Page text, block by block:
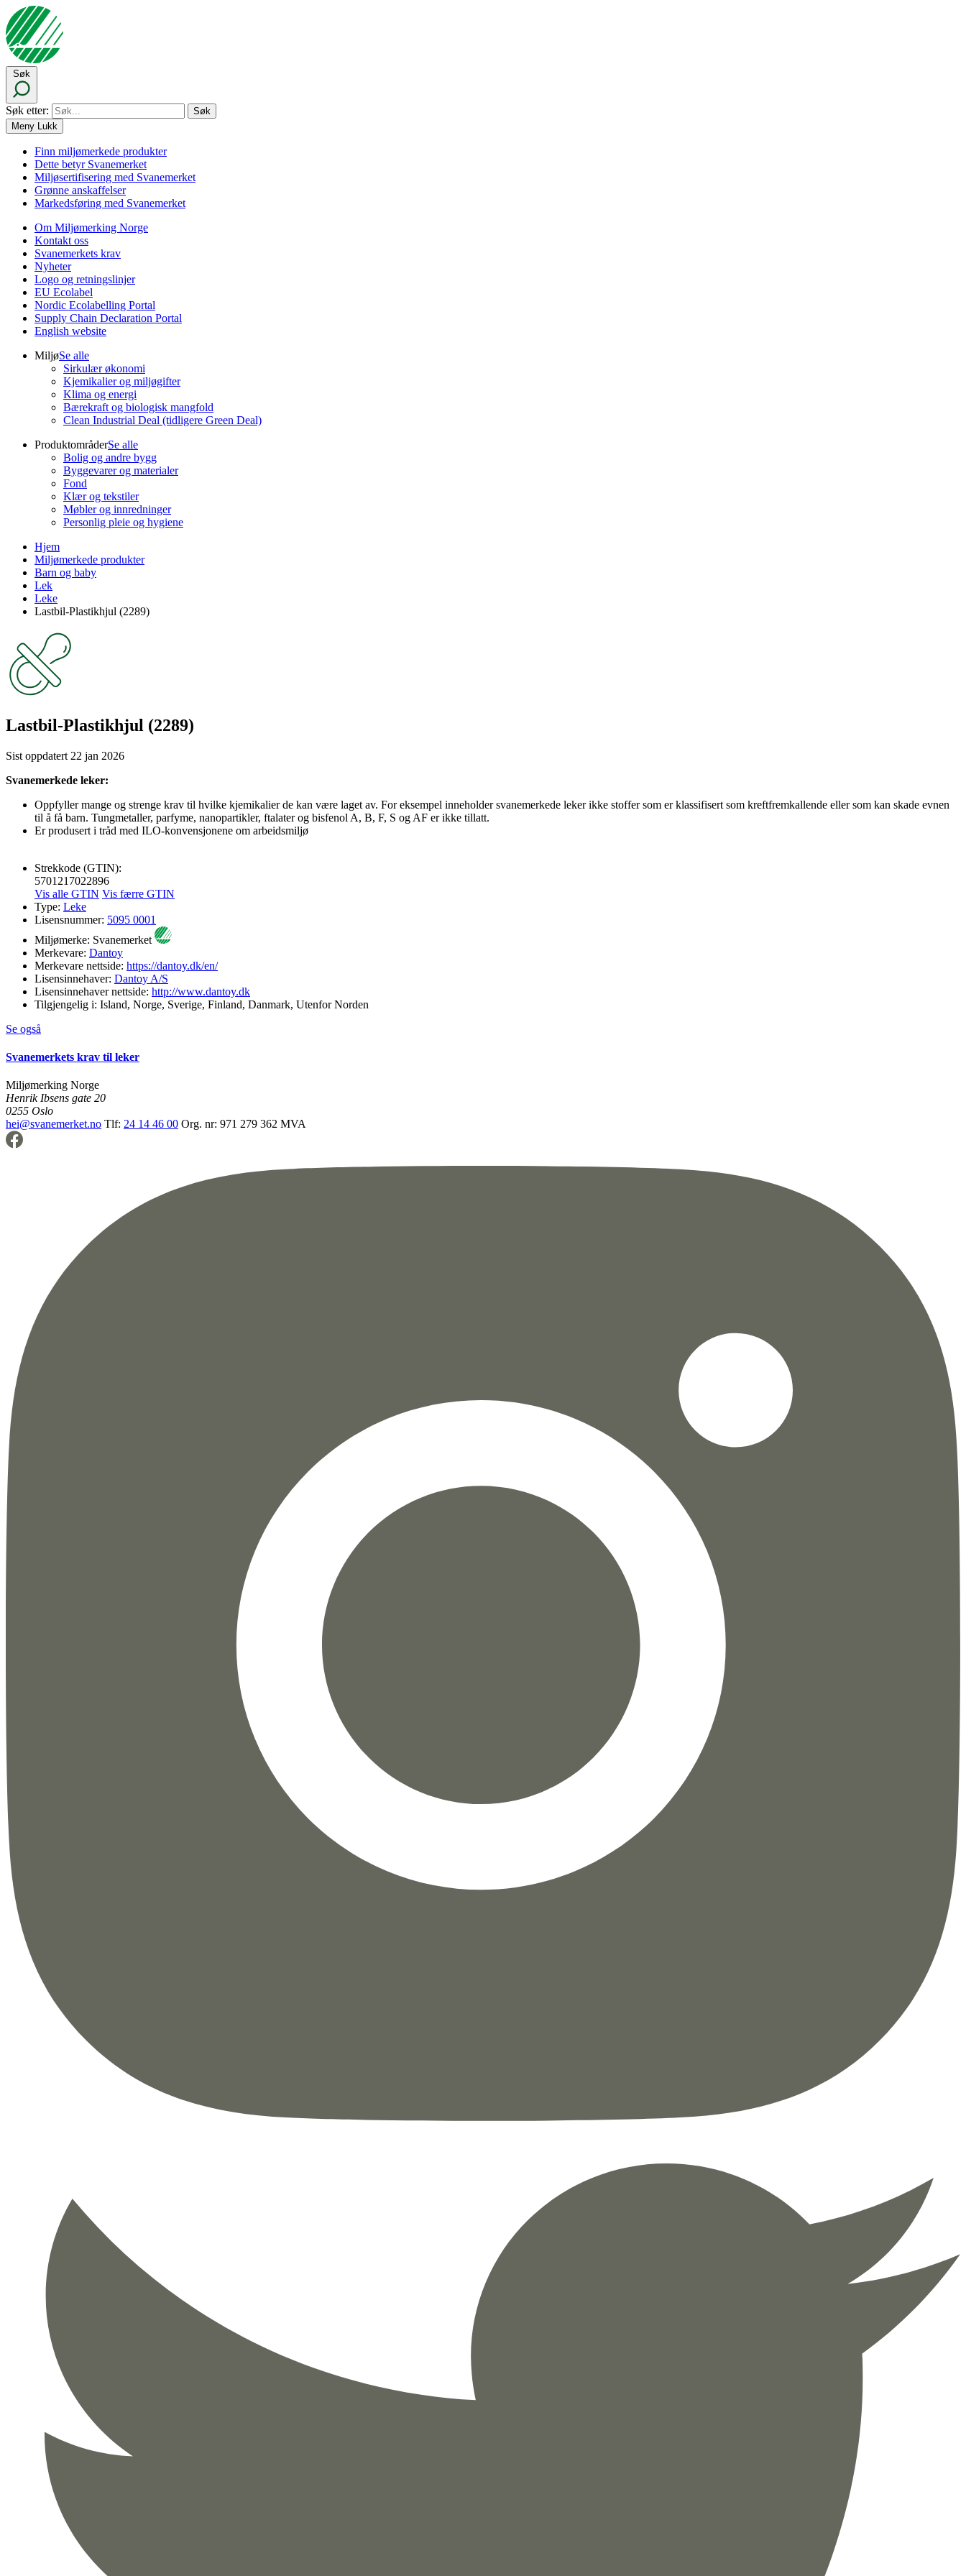
Søk
Søk etter:
Meny Lukk
Finn miljømerkede produkter
Dette betyr Svanemerket
Miljøsertifisering med Svanemerket
Grønne anskaffelser
Markedsføring med Svanemerket
Om Miljømerking Norge
Kontakt oss
Svanemerkets krav
Nyheter
Logo og retningslinjer
EU Ecolabel
Nordic Ecolabelling Portal
Supply Chain Declaration Portal
English website
MiljøSe alle
Sirkulær økonomi
Kjemikalier og miljøgifter
Klima og energi
Bærekraft og biologisk mangfold
Clean Industrial Deal (tidligere Green Deal)
ProduktområderSe alle
Bolig og andre bygg
Byggevarer og materialer
Fond
Klær og tekstiler
Møbler og innredninger
Personlig pleie og hygiene
Hjem
Miljømerkede produkter
Barn og baby
Lek
Leke
Lastbil-Plastikhjul (2289)
Lastbil-Plastikhjul (2289)
Sist oppdatert 22 jan 2026
Svanemerkede leker:
Oppfyller mange og strenge krav til hvilke kjemikalier de kan være laget av. For eksempel inneholder svanemerkede leker ikke stoffer som er klassifisert som kreftfremkallende eller som kan skade evnen
til å få barn. Tungmetaller, parfyme, nanopartikler, ftalater og bisfenol A, B, F, S og AF er ikke tillatt.
Er produsert i tråd med ILO-konvensjonene om arbeidsmiljø
Strekkode (GTIN):
5701217022896
Vis alle GTIN Vis færre GTIN
Type: Leke
Lisensnummer: 5095 0001
Miljømerke: Svanemerket
Merkevare: Dantoy
Merkevare nettside: https://dantoy.dk/en/
Lisensinnehaver: Dantoy A/S
Lisensinnehaver nettside: http://www.dantoy.dk
Tilgjengelig i: Island, Norge, Sverige, Finland, Danmark, Utenfor Norden
Se også
Svanemerkets krav til leker
Miljømerking Norge
Henrik Ibsens gate 20
0255 Oslo
hei@svanemerket.no Tlf: 24 14 46 00 Org. nr: 971 279 362 MVA